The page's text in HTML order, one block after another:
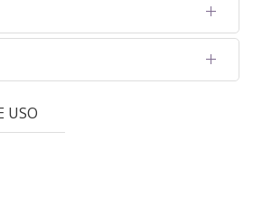
USO